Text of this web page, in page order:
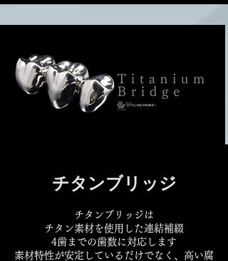
チタンブリッジ
チタンブリッジは
チタン素材を使用した連結補綴
4歯までの歯数に対応します
素材特性が安定しているだけでなく、高い腐